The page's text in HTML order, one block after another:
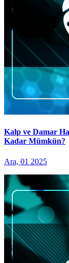
Kalp ve Damar
Kadar Mümkün?
Ara, 01 2025